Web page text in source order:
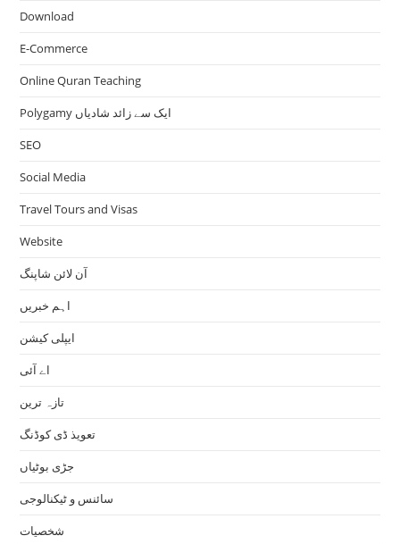
Download
E-Commerce
Online Quran Teaching
Polygamy ایک سے زائد شادیاں
SEO
Social Media
Travel Tours and Visas
Website
آن لائن شاپنگ
اہم خبریں
ایپلی کیشن
اے آئی
تازہ ترین
تعویذ ڈی کوڈنگ
جڑی بوٹیاں
سائنس و ٹیکنالوجی
شخصیات